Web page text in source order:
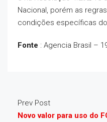
Nacional, porém as
condições específicas do
Fonte : Agencia Brasil –
Prev Post
Novo valor para uso do